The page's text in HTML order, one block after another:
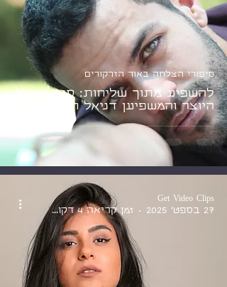
להשפיע מתוך שליחות: סיפורו של
היוצר והמשפיען דניאל חסידים
סיפורי הצלחה באור הזרקורים
Get Video Clips
27 בספט׳ 2025
זמן קריאה 4 דקות